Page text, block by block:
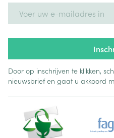
Door op inschrijven te klikken,
nieuwsbrief en gaat u akkoord